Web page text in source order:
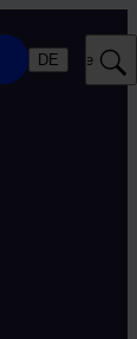
DESuche